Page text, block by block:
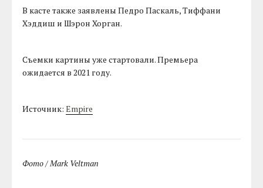
В касте также заявлены Педро Паскаль, Тиффани
Хэддиш и Шэрон Хорган.
Съемки картины уже стартовали. Премьера
ожидается в 2021 году.
Источник:Empire
Фото / Mark Veltman